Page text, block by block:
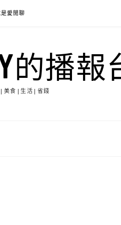
愛閒聊
的播報
美食|生活|省錢